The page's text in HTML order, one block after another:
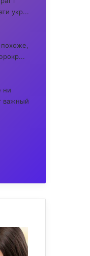
укр...
похоже,
ни
важный